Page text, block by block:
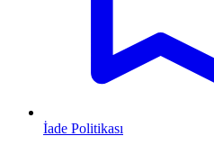
İade Politikası